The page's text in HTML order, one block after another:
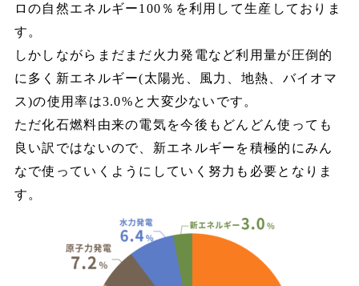
ロの自然エネルギー100％を利用して生産しておりま
す。
しかしながらまだまだ火力発電など利用量が圧倒的
に多く新エネルギー(太陽光、風力、地熱、バイオマ
ス)の使用率は3.0%と大変少ないです。
ただ化石燃料由来の電気を今後もどんどん使っても
良い訳ではないので、新エネルギーを積極的にみん
なで使っていくようにしていく努力も必要となりま
す。